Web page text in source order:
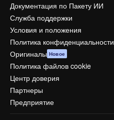
Документация по Пакету ИИ
Служба поддержки
Условия и положения
Политика конфиденциальности
Оригиналы Новое
Политика файлов cookie
Центр доверия
Партнеры
Предприятие